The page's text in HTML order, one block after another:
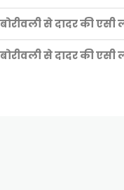
बोरीवली से दादर की
बोरीवली से दादर की